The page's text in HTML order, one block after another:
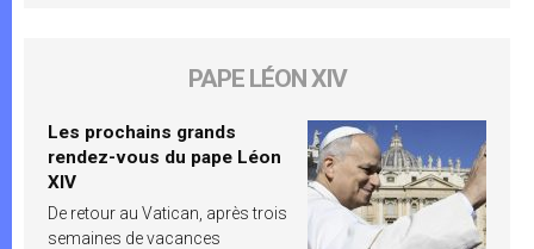
PAPE LÉON XIV
Les prochains grands
rendez-vous du pape Léon
XIV
De retour au Vatican, après trois
semaines de vacances